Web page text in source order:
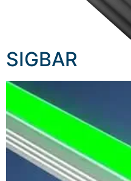
SIGBAR